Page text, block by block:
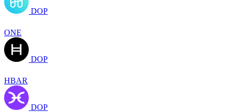
DOP
ONE
DOP
HBAR
DOP